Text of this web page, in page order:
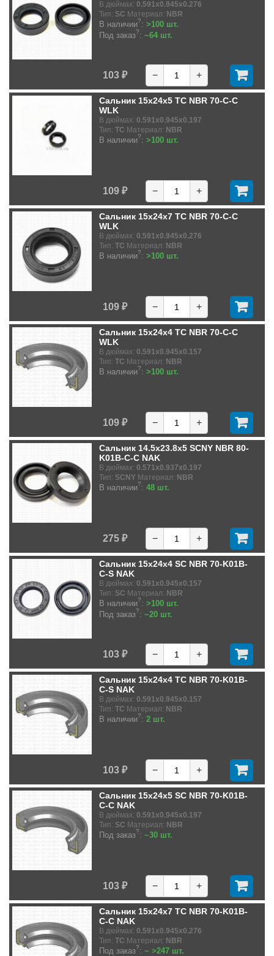
В дюймах: 0.591x0.945x0.276
Тип: SC Материал: NBR
В наличии?: >100 шт.
Под заказ?: ~64 шт.
103 ₽ − +
Сальник 15x24x5 TC NBR 70-C-C
WLK
В дюймах: 0.591x0.945x0.197
Тип: TC Материал: NBR
В наличии?: >100 шт.
109 ₽ − +
Сальник 15x24x7 TC NBR 70-C-C
WLK
В дюймах: 0.591x0.945x0.276
Тип: TC Материал: NBR
В наличии?: >100 шт.
109 ₽ − +
Сальник 15x24x4 TC NBR 70-C-C
WLK
В дюймах: 0.591x0.945x0.157
Тип: TC Материал: NBR
В наличии?: >100 шт.
109 ₽ − +
Сальник 14.5x23.8x5 SCNY NBR 80-
K01B-C-C NAK
В дюймах: 0.571x0.937x0.197
Тип: SCNY Материал: NBR
В наличии?: 48 шт.
275 ₽ − +
Сальник 15x24x4 SC NBR 70-K01B-
C-S NAK
В дюймах: 0.591x0.945x0.157
Тип: SC Материал: NBR
В наличии?: >100 шт.
Под заказ?: ~20 шт.
103 ₽ − +
Сальник 15x24x4 TC NBR 70-K01B-
C-S NAK
В дюймах: 0.591x0.945x0.157
Тип: TC Материал: NBR
В наличии?: 2 шт.
103 ₽ − +
Сальник 15x24x5 SC NBR 70-K01B-
C-C NAK
В дюймах: 0.591x0.945x0.197
Тип: SC Материал: NBR
Под заказ?: ~30 шт.
103 ₽ − +
Сальник 15x24x7 TC NBR 70-K01B-
C-C NAK
В дюймах: 0.591x0.945x0.276
Тип: TC Материал: NBR
Под заказ?: ~ >247 шт.